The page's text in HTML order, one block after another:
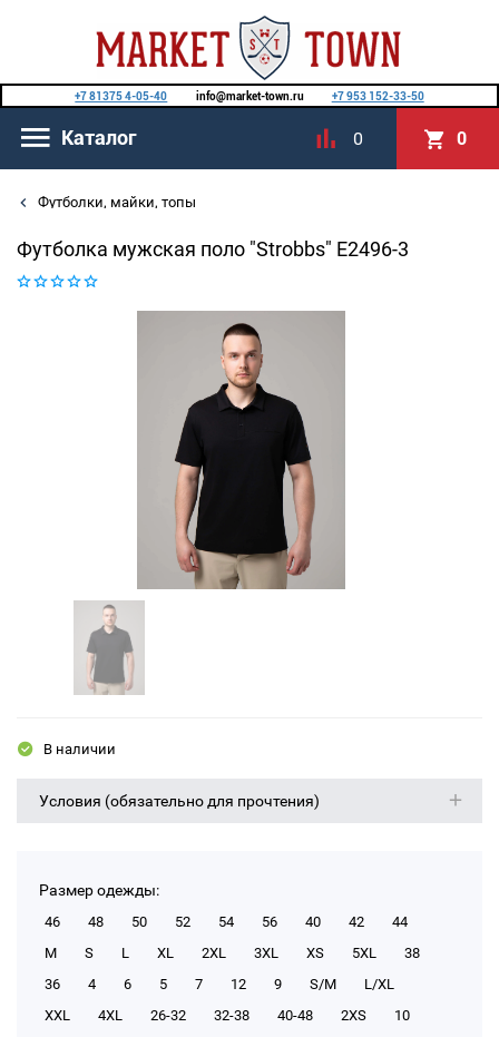
+7 81375 4-05-40 info@market-town.ru +7 953 152-33-50
Каталог 0 0
Футболки, майки, топы
Футболка мужская поло "Strobbs" E2496-3
В наличии
Условия (обязательно для прочтения)
Размер одежды:
46 48 50 52 54 56 40 42
44
M
S L XL 2XL 3XL XS 5XL
38
36
4 6 5 7 12 9 S/M
L/XL
XXL
4XL 26-32 32-38 40-48 2XS
10